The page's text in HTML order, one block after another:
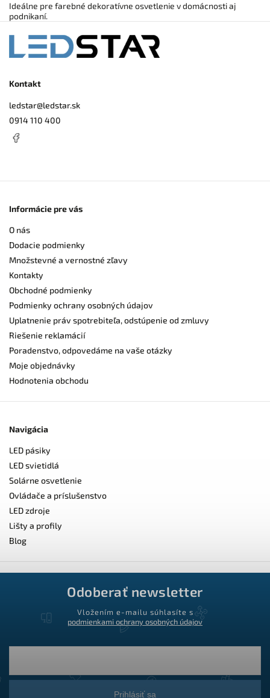
Ideálne pre farebné dekoratívne osvetlenie v domácnosti aj
podnikaní.
Kontakt
ledstar@ledstar.sk
0914 110 400
Informácie pre vás
O nás
Dodacie podmienky
Množstevné a vernostné zľavy
Kontakty
Obchodné podmienky
Podmienky ochrany osobných údajov
Uplatnenie práv spotrebiteľa, odstúpenie od zmluvy
Riešenie reklamácií
Poradenstvo, odpovedáme na vaše otázky
Moje objednávky
Hodnotenia obchodu
Navigácia
LED pásiky
LED svietidlá
Solárne osvetlenie
Ovládače a príslušenstvo
LED zdroje
Lišty a profily
Blog
Odoberať newsletter
Vložením e-mailu súhlasíte s
podmienkami ochrany osobných údajov
Prihlásiť sa